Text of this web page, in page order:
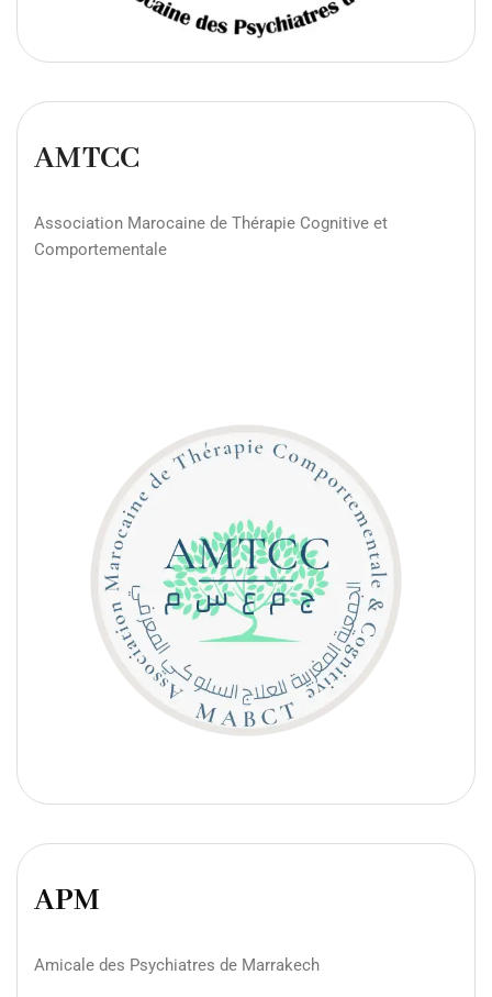
AMTCC
Association Marocaine de Thérapie Cognitive et
Comportementale
APM
Amicale des Psychiatres de Marrakech